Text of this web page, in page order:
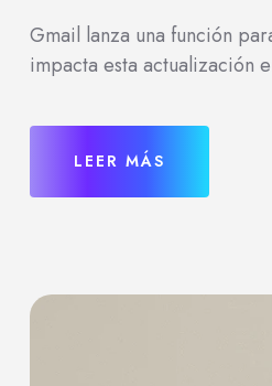
Gmail lanza una función
impacta esta actualización
LEER MÁS